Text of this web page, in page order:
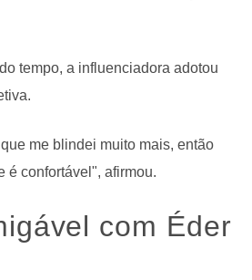
tempo, a influenciadora adotou
me blindei muito mais, então
é confortável", afirmou.
com Éder